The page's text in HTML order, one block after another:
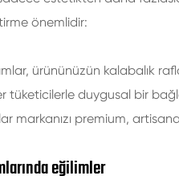
önemlidir:
ürününüzün kalabalık
tüketicilerle duygusal bir
markanızı premium,
eğilimler